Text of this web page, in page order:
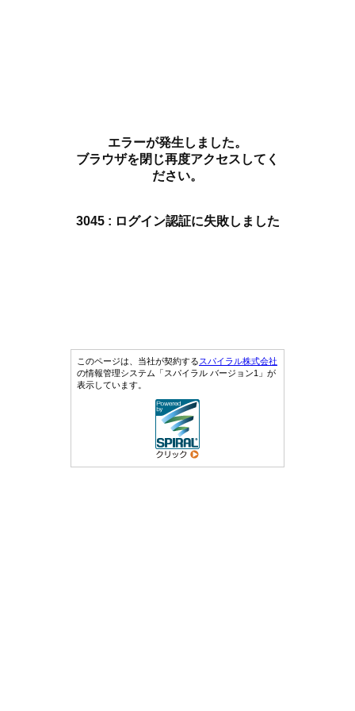
エラーが発生しました。
ブラウザを閉じ再度アクセスしてく
ださい。
3045 : ログイン認証に失敗しました
このページは、当社が契約するスパイラル株式会社
の情報管理システム「スパイラル バージョン1」が
表示しています。